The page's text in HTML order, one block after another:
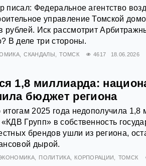
писал: Федеральное агентство
управление Томской
рублей. Иск рассмотрит
В деле три стороны.
СКАНДАЛЫ ТОМСК 4617 18.06.2026
1,8 миллиарда:
бюджет региона
итогам 2025 года недополучила 1,8
Групп» в собственность
брендов ушли из региона,
дырой.
ПОЛИТИКА КОРПОРАЦИИ ТОМСК